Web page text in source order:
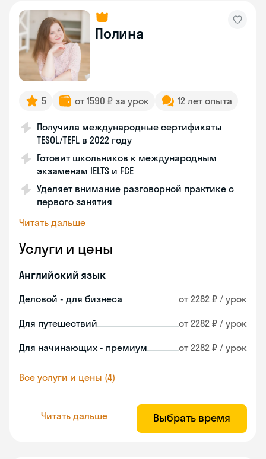
Полина
5 от 1590 ₽ за урок 12 лет опыта
Получила международные сертификаты
TESOL/TEFL в 2022 году
Готовит школьников к международным
экзаменам IELTS и FCE
Уделяет внимание разговорной практике с
первого занятия
Читать дальше
Услуги и цены
Английский язык
Деловой - для бизнеса от 2282 ₽ / урок
Для путешествий от 2282 ₽ / урок
Для начинающих - премиум от 2282 ₽ / урок
Все услуги и цены (4)
Читать дальше Выбрать время